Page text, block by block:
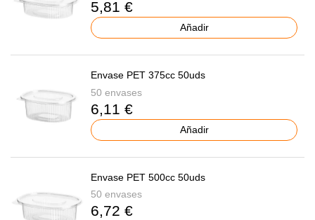
5,81 €
Añadir
Envase PET 375cc 50uds
50 envases
6,11 €
Añadir
Envase PET 500cc 50uds
50 envases
6,72 €